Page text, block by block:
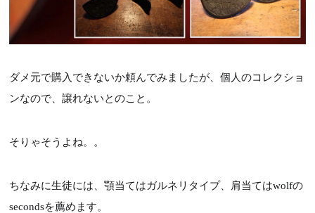
ダメ元で購入できないか頼んでみましたが、個人のコレクショ
ンなので、譲れないとのこと。
そりゃそうよね。。
ちなみに生徒には、顎当てはガルネリタイプ、肩当てはwolfの
secondsを薦めます。